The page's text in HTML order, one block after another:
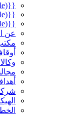
{{mmc.getCurrentTranslation(item.Title)}}
{{mmc.getCurrentTranslation(item.Title)}}
{{mmc.getCurrentTranslation(item.Title)}}
عن